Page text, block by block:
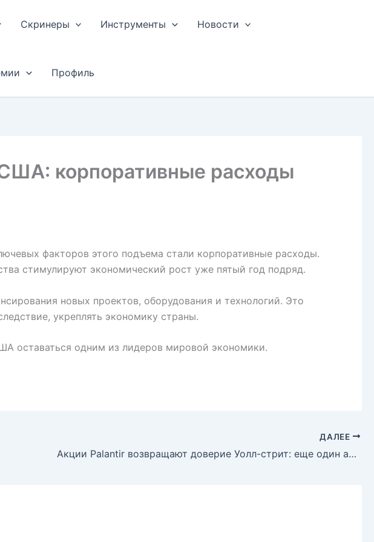
Скринеры Инструменты Новости
Профиль
корпоративные расходы
факторов этого подъема стали корпоративные расходы.
стимулируют экономический рост уже пятый год подряд.
новых проектов, оборудования и технологий. Это
укреплять экономику страны.
оставаться одним из лидеров мировой экономики.
ДАЛЕЕ
Акции Palantir возвращают доверие Уолл-стрит: еще один аналитик с оптимизмом смотрит в будущее